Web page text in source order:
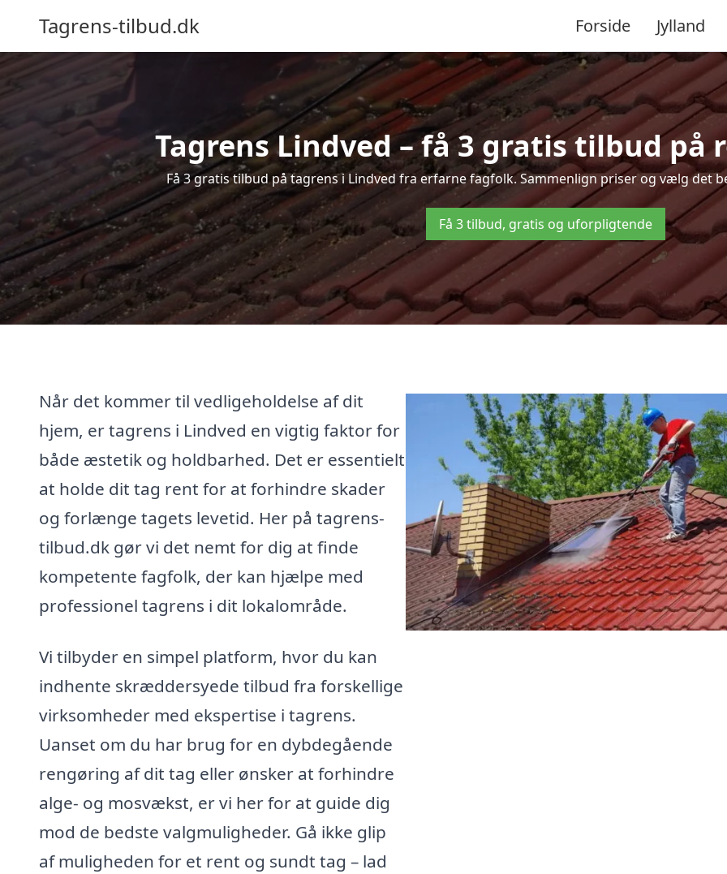
Tagrens-tilbud.dk Forside Jylland
Tagrens Lindved – få 3 gratis tilbud på
Få 3 gratis tilbud på tagrens i Lindved fra erfarne fagfolk. Sammenlign priser og vælg det
Få 3 tilbud, gratis og uforpligtende
Når det kommer til vedligeholdelse af dit
hjem, er tagrens i Lindved en vigtig faktor for
både æstetik og holdbarhed. Det er essentielt
at holde dit tag rent for at forhindre skader
og forlænge tagets levetid. Her på tagrens-
tilbud.dk gør vi det nemt for dig at finde
kompetente fagfolk, der kan hjælpe med
professionel tagrens i dit lokalområde.
Vi tilbyder en simpel platform, hvor du kan
indhente skræddersyede tilbud fra forskellige
virksomheder med ekspertise i tagrens.
Uanset om du har brug for en dybdegående
rengøring af dit tag eller ønsker at forhindre
alge- og mosvækst, er vi her for at guide dig
mod de bedste valgmuligheder. Gå ikke glip
af muligheden for et rent og sundt tag – lad